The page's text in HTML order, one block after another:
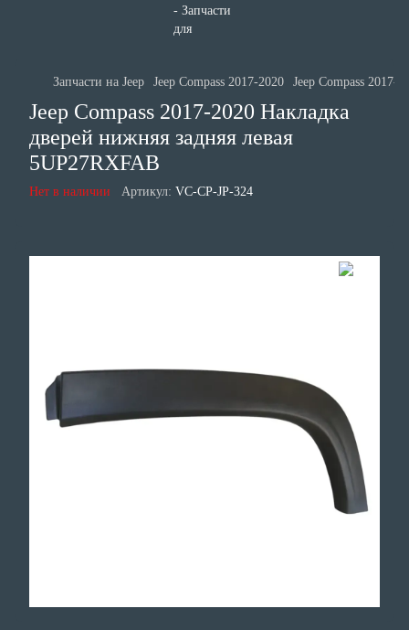
Запчасти на Jeep Jeep Compass 2017-2020 Jeep Compass 2017-
Jeep Compass 2017-2020 Накладка
дверей нижняя задняя левая
5UP27RXFAB
Нет в наличии Артикул: VC-CP-JP-324